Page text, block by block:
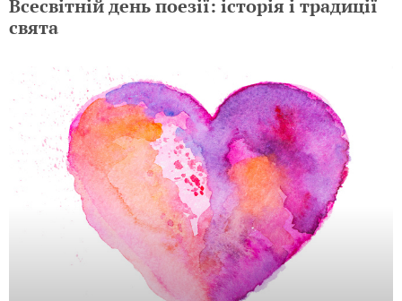
Всесвітній день поезії: історія і традиції
свята